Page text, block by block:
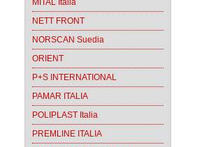
MITAL Italia
NETT FRONT
NORSCAN Suedia
ORIENT
P+S INTERNATIONAL
PAMAR ITALIA
POLIPLAST Italia
PREMLINE ITALIA